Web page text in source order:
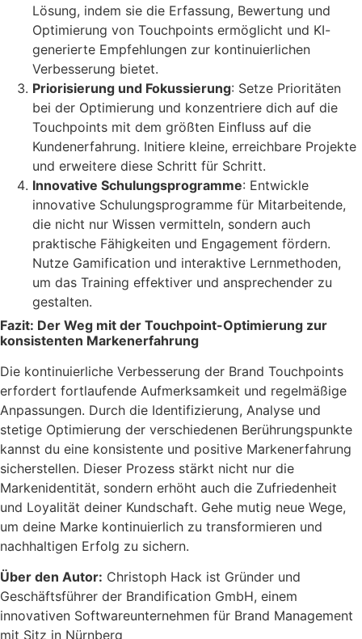
Lösung, indem sie die Erfassung, Bewertung und
Optimierung von Touchpoints ermöglicht und KI-
generierte Empfehlungen zur kontinuierlichen
Verbesserung bietet.
Priorisierung und Fokussierung: Setze Prioritäten
bei der Optimierung und konzentriere dich auf die
Touchpoints mit dem größten Einfluss auf die
Kundenerfahrung. Initiere kleine, erreichbare Projekte
und erweitere diese Schritt für Schritt.
Innovative Schulungsprogramme: Entwickle
innovative Schulungsprogramme für Mitarbeitende,
die nicht nur Wissen vermitteln, sondern auch
praktische Fähigkeiten und Engagement fördern.
Nutze Gamification und interaktive Lernmethoden,
um das Training effektiver und ansprechender zu
gestalten.
Fazit: Der Weg mit der Touchpoint-Optimierung zur
konsistenten Markenerfahrung
Die kontinuierliche Verbesserung der Brand Touchpoints
erfordert fortlaufende Aufmerksamkeit und regelmäßige
Anpassungen. Durch die Identifizierung, Analyse und
stetige Optimierung der verschiedenen Berührungspunkte
kannst du eine konsistente und positive Markenerfahrung
sicherstellen. Dieser Prozess stärkt nicht nur die
Markenidentität, sondern erhöht auch die Zufriedenheit
und Loyalität deiner Kundschaft. Gehe mutig neue Wege,
um deine Marke kontinuierlich zu transformieren und
nachhaltigen Erfolg zu sichern.
Über den Autor: Christoph Hack ist Gründer und
Geschäftsführer der Brandification GmbH, einem
innovativen Softwareunternehmen für Brand Management
mit Sitz in Nürnberg